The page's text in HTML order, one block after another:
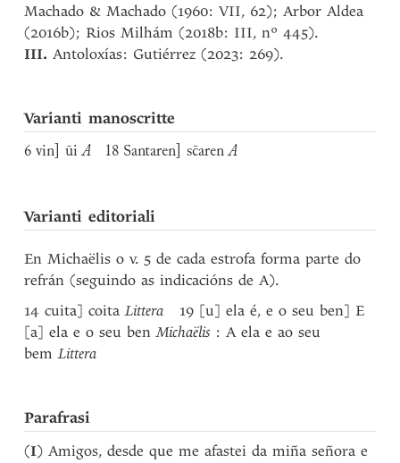
Machado & Machado (1960: VII, 62); Arbor Aldea
(2016b); Rios Milhám (2018b: III, nº 445).
III. Antoloxías: Gutiérrez (2023: 269).
Varianti manoscritte
6 vin] ūiA 18 Santaren] sc̄arenA
Varianti editoriali
En Michaëlis o v. 5 de cada estrofa forma parte do
refrán (seguindo as indicacións de A).
14 cuita] coitaLittera 19 [u] ela é, e o seu ben] E
[a] ela e o seu benMichaëlis : A ela e ao seu
bemLittera
Parafrasi
(I) Amigos, desde que me afastei da miña señora e